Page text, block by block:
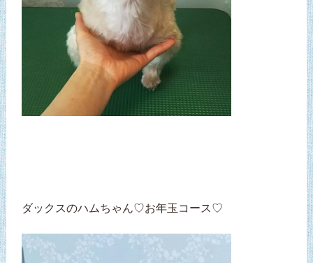
ダックスのハムちゃん♡お年玉コース♡